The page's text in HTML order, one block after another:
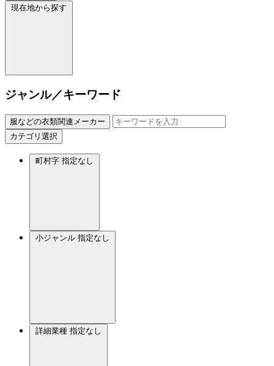
現在地から探す
ジャンル／キーワード
服などの衣類関連メーカー
カテゴリ選択
町村字 指定なし
小ジャンル 指定なし
詳細業種 指定なし